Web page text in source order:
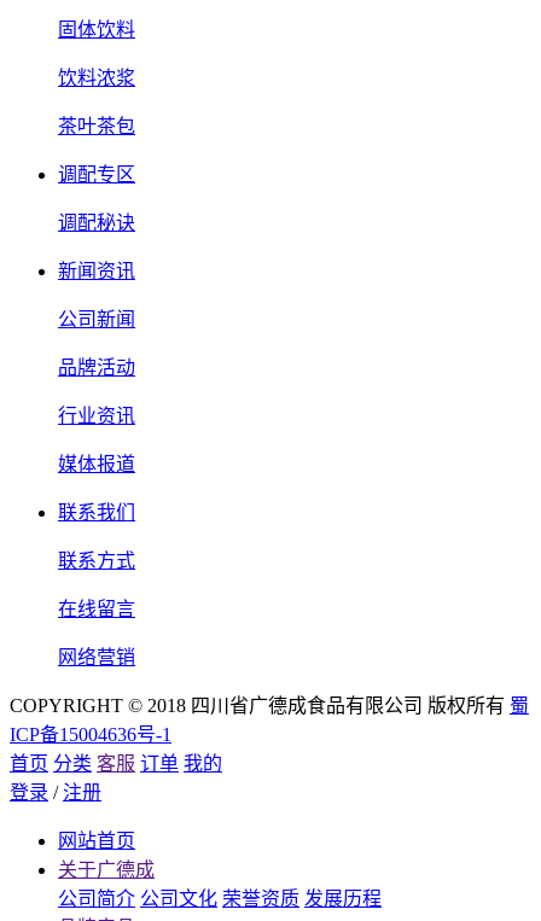
固体饮料
饮料浓浆
茶叶茶包
调配专区
调配秘诀
新闻资讯
公司新闻
品牌活动
行业资讯
媒体报道
联系我们
联系方式
在线留言
网络营销
COPYRIGHT © 2018 四川省广德成食品有限公司 版权所有 蜀
ICP备15004636号-1
首页 分类 客服 订单 我的
登录 /注册
网站首页
关于广德成
公司简介 公司文化 荣誉资质 发展历程